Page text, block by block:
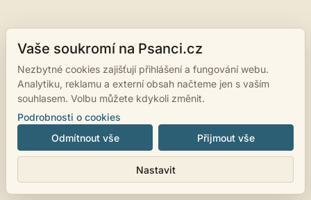
Vaše soukromí na Psanci.cz
Nezbytné cookies zajišťují přihlášení a fungování webu.
Analytiku, reklamu a externí obsah načteme jen s vaším
souhlasem. Volbu můžete kdykoli změnit.
Podrobnosti o cookies
Odmítnout vše
Nastavit
Přijmout vše